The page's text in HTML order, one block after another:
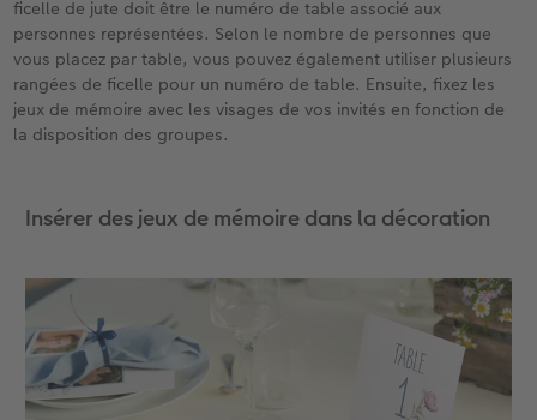
ficelle de jute doit être le numéro de table associé aux
personnes représentées. Selon le nombre de personnes que
vous placez par table, vous pouvez également utiliser plusieurs
rangées de ficelle pour un numéro de table. Ensuite, fixez les
jeux de mémoire avec les visages de vos invités en fonction de
la disposition des groupes.
Insérer des jeux de mémoire dans la décoration